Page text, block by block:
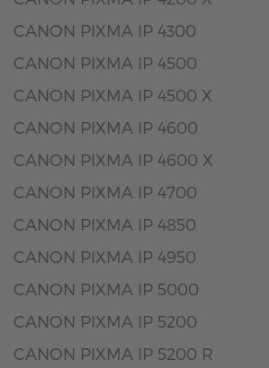
CANON PIXMA IP 4300
CANON PIXMA IP 4500
CANON PIXMA IP 4500 X
CANON PIXMA IP 4600
CANON PIXMA IP 4600 X
CANON PIXMA IP 4700
CANON PIXMA IP 4850
CANON PIXMA IP 4950
CANON PIXMA IP 5000
CANON PIXMA IP 5200
CANON PIXMA IP 5200 R